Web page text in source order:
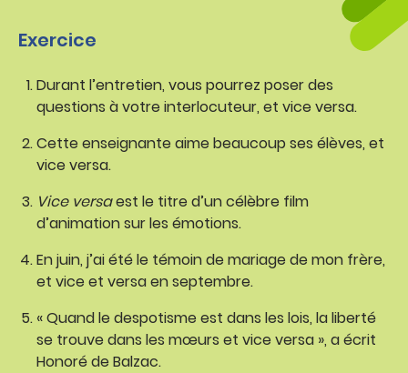
Exercice
Durant l’entretien, vous pourrez poser des
questions à votre interlocuteur, et vice versa.
Cette enseignante aime beaucoup ses élèves, et
vice versa.
Vice versaest le titre d’un célèbre film
d’animation sur les émotions.
En juin, j’ai été le témoin de mariage de mon frère,
et vice et versa en septembre.
« Quand le despotisme est dans les lois, la liberté
se trouve dans les mœurs et vice versa », a écrit
Honoré de Balzac.